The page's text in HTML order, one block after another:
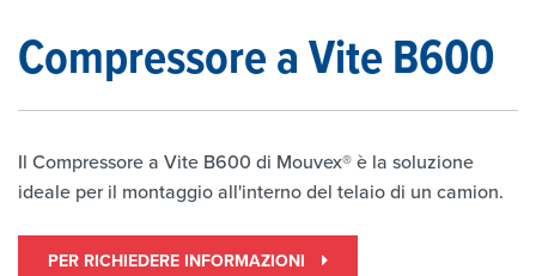
Compressore a Vite B600
Il Compressore a Vite B600 di Mouvex® è la soluzione
ideale per il montaggio all'interno del telaio di un camion.
PER RICHIEDERE INFORMAZIONI